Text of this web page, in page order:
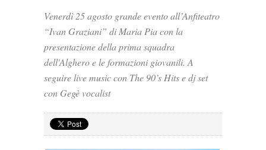
Venerdì 25 agosto grande evento all’Anfiteatro
“Ivan Graziani” di Maria Pia con la
presentazione della prima squadra
dell'Alghero e le formazioni giovanili. A
seguire live music con The 90’s Hits e dj set
con Gegè vocalist